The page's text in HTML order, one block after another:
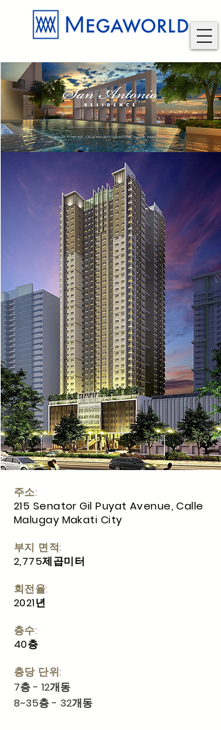
주소:
215 Senator Gil Puyat Avenue, Calle
Malugay Makati City
부지 면적:
2,775제곱미터
회전율:
2021년
층수:
40층
층당 단위:
7층 - 12개동
8~35층 - 32개동